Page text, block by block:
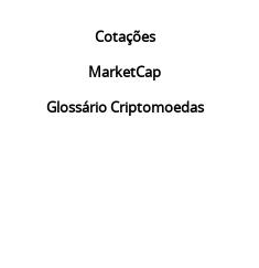
Cotações
MarketCap
Glossário Criptomoedas